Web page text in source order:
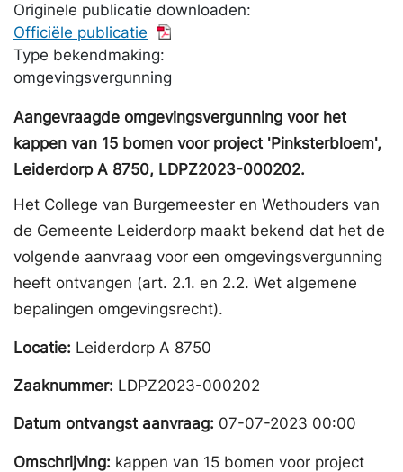
Originele publicatie downloaden:
Officiële publicatie
Type bekendmaking:
omgevingsvergunning
Aangevraagde omgevingsvergunning voor het
kappen van 15 bomen voor project 'Pinksterbloem',
Leiderdorp A 8750, LDPZ2023-000202.
Het College van Burgemeester en Wethouders van
de Gemeente Leiderdorp maakt bekend dat het de
volgende aanvraag voor een omgevingsvergunning
heeft ontvangen (art. 2.1. en 2.2. Wet algemene
bepalingen omgevingsrecht).
Locatie: Leiderdorp A 8750
Zaaknummer: LDPZ2023-000202
Datum ontvangst aanvraag: 07-07-2023 00:00
Omschrijving: kappen van 15 bomen voor project